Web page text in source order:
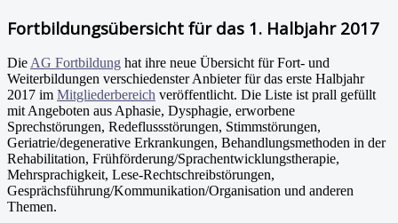
Fortbildungsübersicht für das 1. Halbjahr 2017
DieAG Fortbildung hat ihre neue Übersicht für Fort- und
Weiterbildungen verschiedenster Anbieter für das erste Halbjahr
2017 im Mitgliederbereich veröffentlicht. Die Liste ist prall gefüllt
mit Angeboten aus Aphasie, Dysphagie, erworbene
Sprechstörungen, Redeflussstörungen, Stimmstörungen,
Geriatrie/degenerative Erkrankungen, Behandlungsmethoden in der
Rehabilitation, Frühförderung/Sprachentwicklungstherapie,
Mehrsprachigkeit, Lese-Rechtschreibstörungen,
Gesprächsführung/Kommunikation/Organisation und anderen
Themen.